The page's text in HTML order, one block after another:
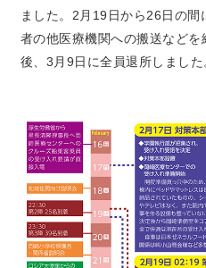
ました。2月19日から26日の
者の他医療機関への搬送など
後、3月9日に全員退所しました